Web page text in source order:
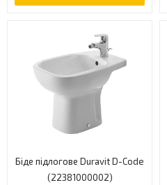
Біде підлогове Duravit D-Code
(22381000002)